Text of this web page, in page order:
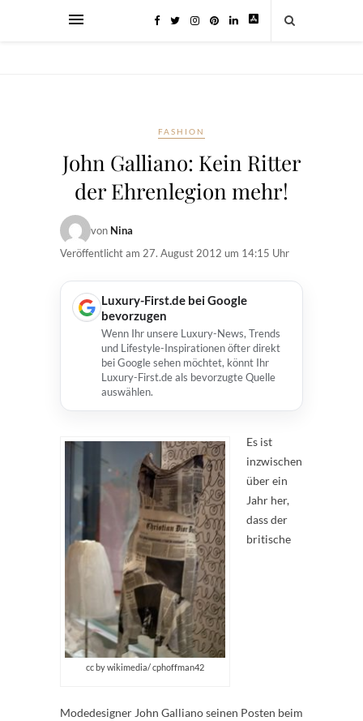
FASHION
John Galliano: Kein Ritter
der Ehrenlegion mehr!
von Nina
Veröffentlicht am 27. August 2012 um 14:15 Uhr
Luxury-First.de bei Google
bevorzugen
Wenn Ihr unsere Luxury-News, Trends
und Lifestyle-Inspirationen öfter direkt
bei Google sehen möchtet, könnt Ihr
Luxury-First.de als bevorzugte Quelle
auswählen.
cc by wikimedia/ cphoffman42
Es ist
inzwischen
über ein
Jahr her,
dass der
britische
Modedesigner John Galliano seinen Posten beim